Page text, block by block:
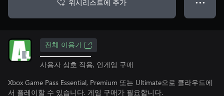
위시리스트에 추가 ● ● ●
전체 이용가
사용자 상호 작용, 인게임 구매
Xbox Game Pass Essential, Premium 또는 Ultimate으로 클라우드에
서 플레이할 수 있습니다. 게임 구매가 필요합니다.